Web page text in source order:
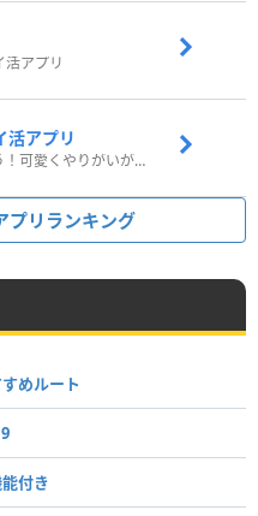
アプリ
活アプリ
ペットを育ってポイ活しよう！可愛くやりがいがある新感覚アプリ
プリランキング
めルート
付き